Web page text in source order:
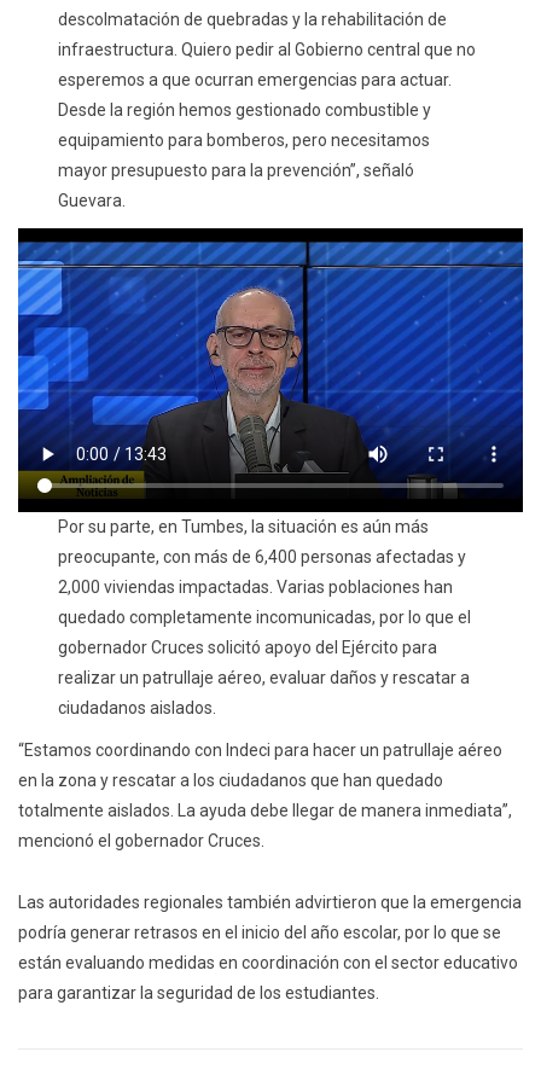
descolmatación de quebradas y la rehabilitación de
infraestructura. Quiero pedir al Gobierno central que no
esperemos a que ocurran emergencias para actuar.
Desde la región hemos gestionado combustible y
equipamiento para bomberos, pero necesitamos
mayor presupuesto para la prevención”, señaló
Guevara.
Por su parte, en Tumbes, la situación es aún más
preocupante, con más de 6,400 personas afectadas y
2,000 viviendas impactadas. Varias poblaciones han
quedado completamente incomunicadas, por lo que el
gobernador Cruces solicitó apoyo del Ejército para
realizar un patrullaje aéreo, evaluar daños y rescatar a
ciudadanos aislados.
“Estamos coordinando con Indeci para hacer un patrullaje aéreo
en la zona y rescatar a los ciudadanos que han quedado
totalmente aislados. La ayuda debe llegar de manera inmediata”,
mencionó el gobernador Cruces.
Las autoridades regionales también advirtieron que la emergencia
podría generar retrasos en el inicio del año escolar, por lo que se
están evaluando medidas en coordinación con el sector educativo
para garantizar la seguridad de los estudiantes.